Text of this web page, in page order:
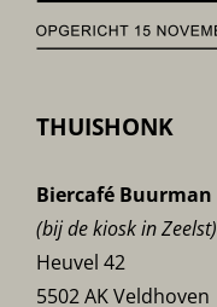
THUISHONK
Biercafé Buurman
(bij de kiosk in Zeelst)
Heuvel 42
5502 AK Veldhoven